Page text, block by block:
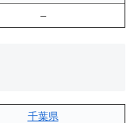
–
千葉県